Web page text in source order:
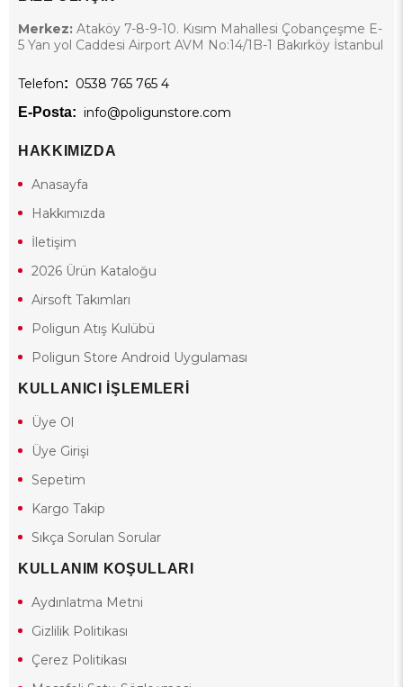
Merkez: Ataköy 7-8-9-10. Kısım Mahallesi Çobançeşme E-
5 Yan yol Caddesi Airport AVM No:14/1B-1 Bakırköy İstanbul
Telefon: 0538 765 765 4
E-Posta: info@poligunstore.com
HAKKIMIZDA
Anasayfa
Hakkımızda
İletişim
2026 Ürün Kataloğu
Airsoft Takımları
Poligun Atış Kulübü
Poligun Store Android Uygulaması
KULLANICI İŞLEMLERİ
Üye Ol
Üye Girişi
Sepetim
Kargo Takip
Sıkça Sorulan Sorular
KULLANIM KOŞULLARI
Aydınlatma Metni
Gizlilik Politikası
Çerez Politikası